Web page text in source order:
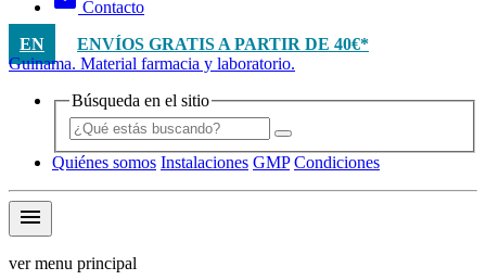
Contacto
EN
ENVÍOS GRATIS A PARTIR DE 40€*
Guinama. Material farmacia y laboratorio.
Búsqueda en el sitio
Quiénes somos Instalaciones GMP Condiciones
menu
ver menu principal